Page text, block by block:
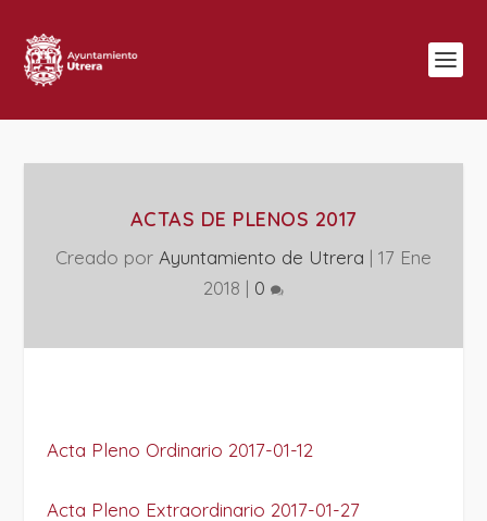
ACTAS DE PLENOS 2017
Creado por Ayuntamiento de Utrera | 17 Ene
2018 | 0
Acta Pleno Ordinario 2017-01-12
Acta Pleno Extraordinario 2017-01-27